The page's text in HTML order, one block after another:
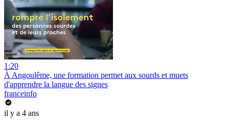
1:20
À Angoulême, une formation permet aux sourds et muets
d'apprendre la langue des signes
franceinfo
il y a 4 ans